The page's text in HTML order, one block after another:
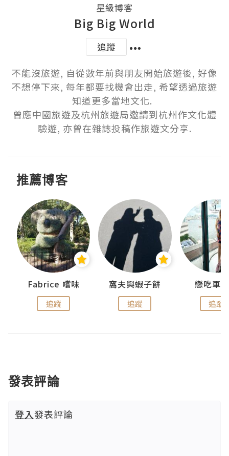
星級博客
Big Big World
追蹤
不能沒旅遊, 自從數年前與朋友開始旅遊後, 好像
不想停下來, 每年都要找機會出走, 希望透過旅遊
知道更多當地文化.
曾應中國旅遊及杭州旅遊局邀請到杭州作文化體
驗遊, 亦曾在雜誌投稿作旅遊文分享.
推薦博客
Fabrice 嚐味
追蹤
窩夫與蝦子餅
追蹤
戀吃車
追蹤
發表評論
登入發表評論